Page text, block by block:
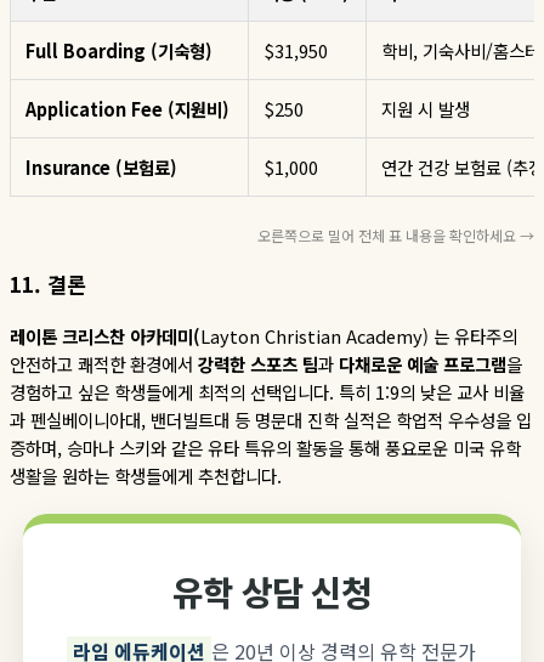
Full Boarding (기숙형) $31,950 학비, 기숙사비/홈스
Application Fee (지원비) $250 지원 시 발생
Insurance (보험료) $1,000 연간 건강 보험료 (추
오른쪽으로 밀어 전체 표 내용을 확인하세요 →
11. 결론
레이톤크리스찬 아카데미(Layton Christian Academy) 는 유타주의
안전하고 쾌적한 환경에서 강력한스포츠 팀과 다채로운 예술프로그램을
경험하고 싶은 학생들에게 최적의 선택입니다. 특히 1:9의 낮은 교사 비율
과 펜실베이니아대, 밴더빌트대 등 명문대 진학 실적은 학업적 우수성을 입
증하며, 승마나 스키와 같은 유타 특유의 활동을 통해 풍요로운 미국 유학
생활을 원하는 학생들에게 추천합니다.
유학 상담 신청
라임 에듀케이션 은 20년 이상 경력의 유학 전문가